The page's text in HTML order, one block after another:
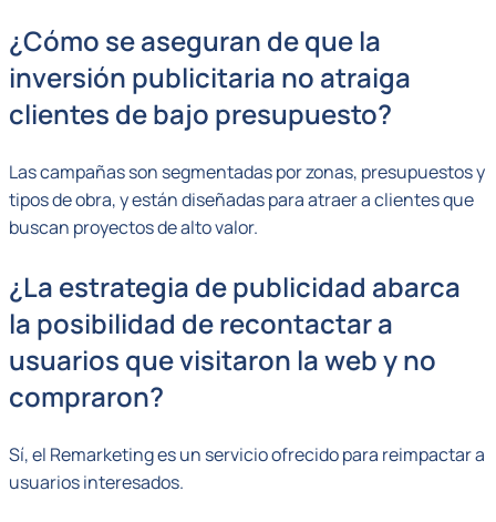
¿Cómo se aseguran de que la
inversión publicitaria no atraiga
clientes de bajo presupuesto?
Las campañas son segmentadas por zonas, presupuestos y
tipos de obra, y están diseñadas para atraer a clientes que
buscan proyectos de alto valor.
¿La estrategia de publicidad abarca
la posibilidad de recontactar a
usuarios que visitaron la web y no
compraron?
Sí, el Remarketing es un servicio ofrecido para reimpactar a
usuarios interesados.